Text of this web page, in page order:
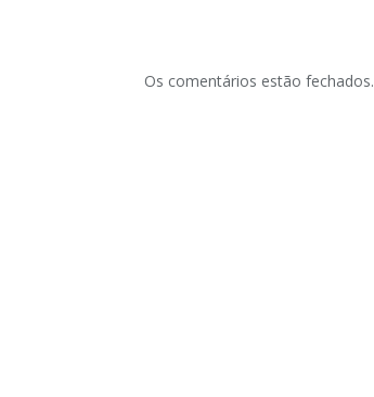
Os comentários estão fechados.